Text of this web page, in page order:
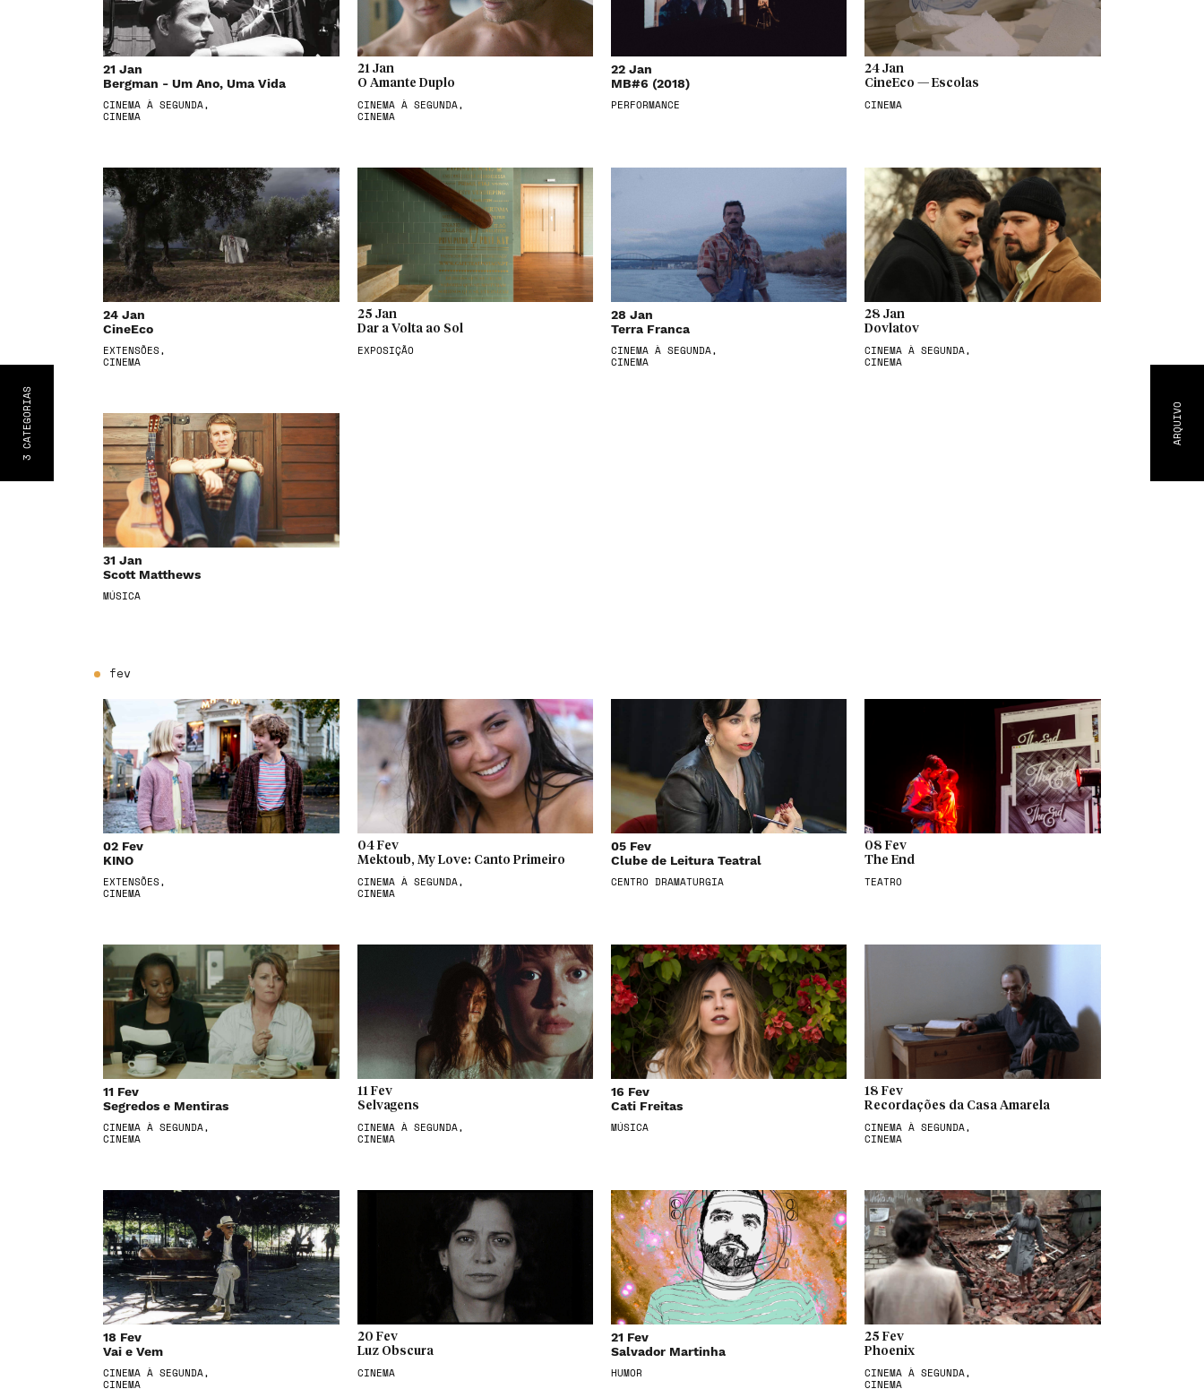
ARQUIVO
3
CATEGORIA
S
21 Jan
Bergman - Um Ano, Uma Vida
CINEMA À SEGUNDA,
CINEMA
21 Jan
O Amante Duplo
CINEMA À SEGUNDA,
CINEMA
22 Jan
MB#6 (2018)
PERFORMANCE
24 Jan
CineEco — Escolas
CINEMA
24 Jan
CineEco
EXTENSÕES,
CINEMA
25 Jan
Dar a Volta ao Sol
EXPOSIÇÃO
28 Jan
Terra Franca
CINEMA À SEGUNDA,
CINEMA
28 Jan
Dovlatov
CINEMA À SEGUNDA,
CINEMA
31 Jan
Scott Matthews
MÚSICA
fev
02 Fev
KINO
EXTENSÕES,
CINEMA
04 Fev
Mektoub, My Love: Canto Primeiro
CINEMA À SEGUNDA,
CINEMA
05 Fev
Clube de Leitura Teatral
CENTRO DRAMATURGIA
08 Fev
The End
TEATRO
11 Fev
Segredos e Mentiras
CINEMA À SEGUNDA,
CINEMA
11 Fev
Selvagens
CINEMA À SEGUNDA,
CINEMA
16 Fev
Cati Freitas
MÚSICA
18 Fev
Recordações da Casa Amarela
CINEMA À SEGUNDA,
CINEMA
18 Fev
Vai e Vem
CINEMA À SEGUNDA,
CINEMA
20 Fev
Luz Obscura
CINEMA
21 Fev
Salvador Martinha
HUMOR
25 Fev
Phoenix
CINEMA À SEGUNDA,
CINEMA